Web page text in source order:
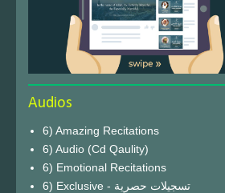
Audios
6) Amazing Recitations
6) Audio (Cd Qaulity)
6) Emotional Recitations
6) Exclusive - تسجيلات حصرية